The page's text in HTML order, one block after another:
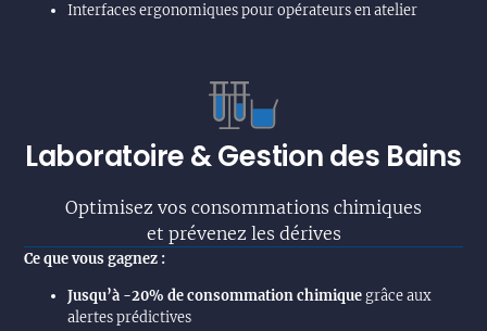
Interfaces ergonomiques pour opérateurs en atelier
Laboratoire & Gestion des Bains
Optimisez vos consommations chimiques
et prévenez les dérives
Ce que vous gagnez :
Jusqu’à -20% de consommation chimique grâce aux
alertes prédictives